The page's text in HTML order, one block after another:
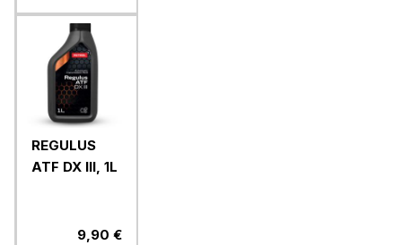
REGULUS
ATF DX III, 1L
9,90 €